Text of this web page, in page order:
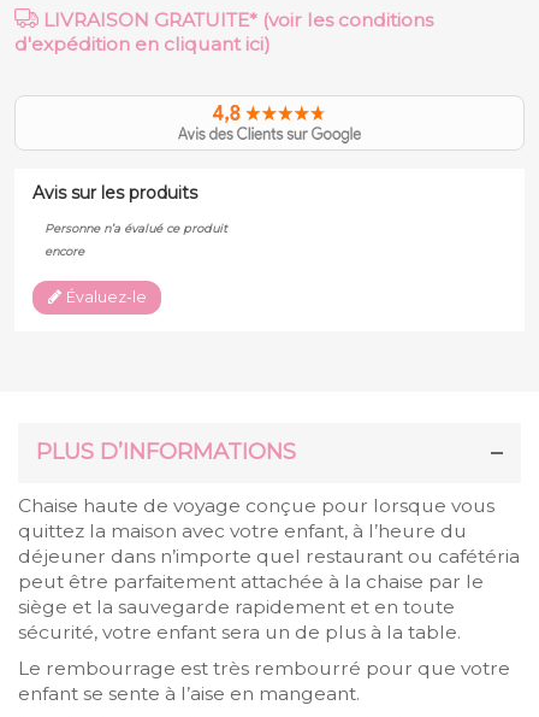
LIVRAISON GRATUITE* (voir les conditions
d'expédition en cliquant ici)
Avis sur les produits
Personne n’a évalué ce produit
encore
Évaluez-le
PLUS D’INFORMATIONS
Chaise haute de voyage conçue pour lorsque vous
quittez la maison avec votre enfant, à l’heure du
déjeuner dans n’importe quel restaurant ou cafétéria
peut être parfaitement attachée à la chaise par le
siège et la sauvegarde rapidement et en toute
sécurité, votre enfant sera un de plus à la table.
Le rembourrage est très rembourré pour que votre
enfant se sente à l’aise en mangeant.